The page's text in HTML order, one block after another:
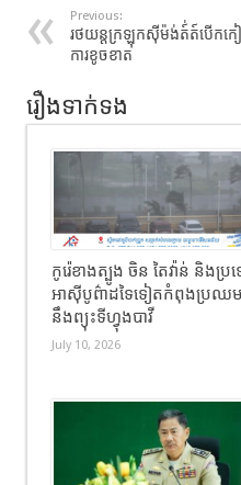
Previous:
រថយន្តក្រឡុកស៊ីម៉ង់ត៍់ត៍បើកកៀ
ការខូចខាត
រឿងទាក់ទង
កូរ៉េខាងត្បូង ចិន តៃវ៉ាន់ និងប្រ
អាស៊ីបូព៌ាដទៃទៀតកំពុងប្រឈ
នឹងព្យុះទីហ្វុងបាវី
July 10, 2026